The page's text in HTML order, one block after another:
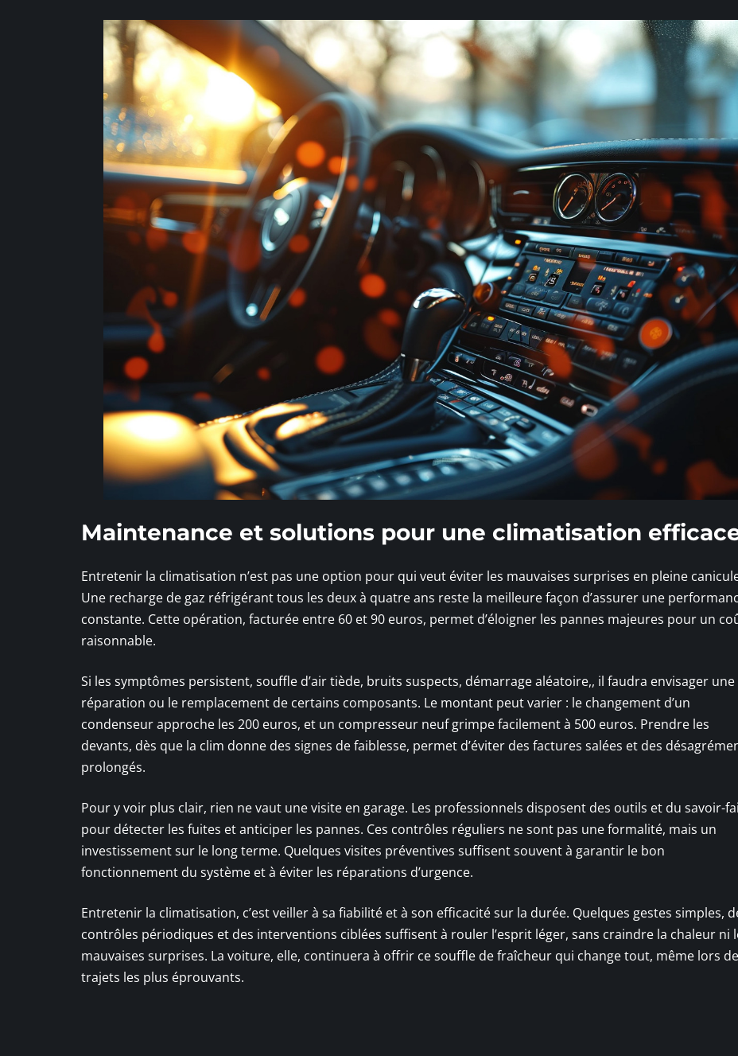
Maintenance et solutions pour une climatisation
Entretenir la climatisation n’est pas une option pour qui veut éviter les mauvaises surprises en pleine
Une recharge de gaz réfrigérant tous les deux à quatre ans reste la meilleure façon d’assurer une
constante. Cette opération, facturée entre 60 et 90 euros, permet d’éloigner les pannes majeures pour un
raisonnable.
Si les symptômes persistent, souffle d’air tiède, bruits suspects, démarrage aléatoire,, il faudra envisager une
réparation ou le remplacement de certains composants. Le montant peut varier : le changement d’un
condenseur approche les 200 euros, et un compresseur neuf grimpe facilement à 500 euros. Prendre les
devants, dès que la clim donne des signes de faiblesse, permet d’éviter des factures salées et des
prolongés.
Pour y voir plus clair, rien ne vaut une visite en garage. Les professionnels disposent des outils et du savoir-
pour détecter les fuites et anticiper les pannes. Ces contrôles réguliers ne sont pas une formalité, mais un
investissement sur le long terme. Quelques visites préventives suffisent souvent à garantir le bon
fonctionnement du système et à éviter les réparations d’urgence.
Entretenir la climatisation, c’est veiller à sa fiabilité et à son efficacité sur la durée. Quelques gestes simples,
contrôles périodiques et des interventions ciblées suffisent à rouler l’esprit léger, sans craindre la chaleur ni
mauvaises surprises. La voiture, elle, continuera à offrir ce souffle de fraîcheur qui change tout, même lors
trajets les plus éprouvants.